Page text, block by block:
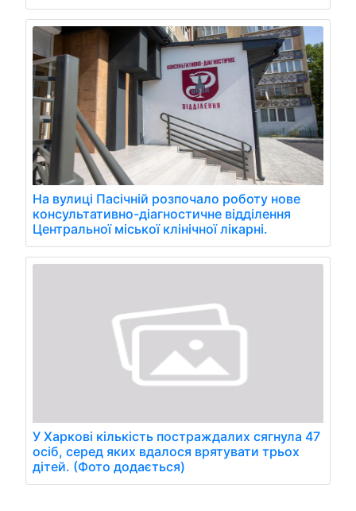
На вулиці Пасічній розпочало роботу нове
консультативно-діагностичне відділення
Центральної міської клінічної лікарні.
У Харкові кількість постраждалих сягнула 47
осіб, серед яких вдалося врятувати трьох
дітей. (Фото додається)